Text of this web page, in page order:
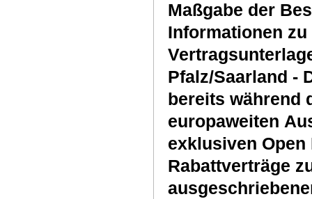
Maßgabe der
Informationen
Pfalz/Saarland -
bereits während
europaweiten
exklusiven
Rabattverträge